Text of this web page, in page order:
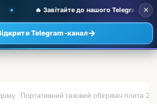
🔥 Завітайте до нашого Telegram-
Telegram-канал→
×
Портативний газовий обігрівач плита